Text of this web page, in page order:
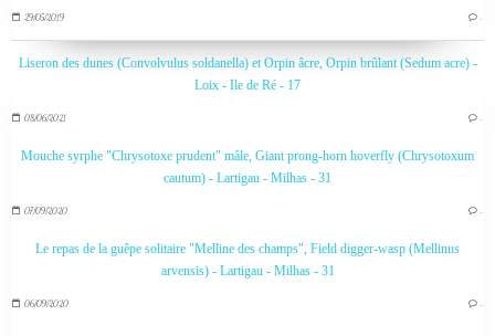
29/05/2019 …
Liseron des dunes (Convolvulus soldanella) et Orpin âcre, Orpin brûlant (Sedum acre) -
Loix - Ile de Ré - 17
08/06/2021 …
Mouche syrphe "Chrysotoxe prudent" mâle, Giant prong-horn hoverfly (Chrysotoxum
cautum) - Lartigau - Milhas - 31
07/09/2020 …
Le repas de la guêpe solitaire "Melline des champs", Field digger-wasp (Mellinus
arvensis) - Lartigau - Milhas - 31
06/09/2020 …